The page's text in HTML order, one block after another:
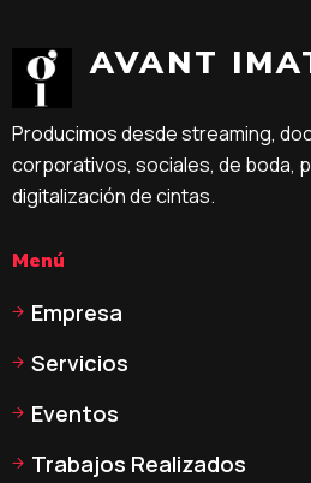
AVANT
Producimos desde streaming,
corporativos, sociales, de boda,
digitalización de cintas.
Menú
Empresa
Servicios
Eventos
Trabajos Realizados